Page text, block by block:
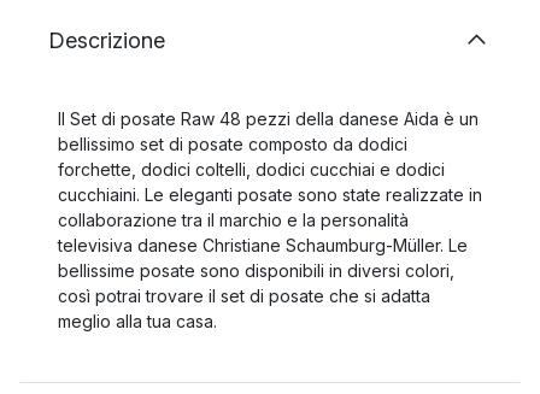
Descrizione
Il Set di posate Raw 48 pezzi della danese Aida è un
bellissimo set di posate composto da dodici
forchette, dodici coltelli, dodici cucchiai e dodici
cucchiaini. Le eleganti posate sono state realizzate in
collaborazione tra il marchio e la personalità
televisiva danese Christiane Schaumburg-Müller. Le
bellissime posate sono disponibili in diversi colori,
così potrai trovare il set di posate che si adatta
meglio alla tua casa.